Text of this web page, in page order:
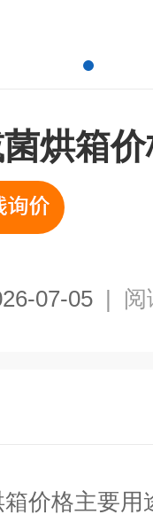
烘箱
07-05 | 阅
价格主要用